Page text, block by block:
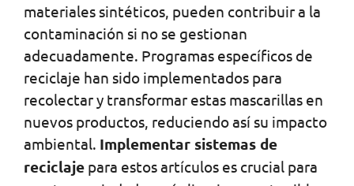
materiales sintéticos, pueden contribuir a la
contaminación si no se gestionan
adecuadamente. Programas específicos de
reciclaje han sido implementados para
recolectar y transformar estas mascarillas en
nuevos productos, reduciendo así su impacto
ambiental. Implementar sistemas de
reciclaje para estos artículos es crucial para